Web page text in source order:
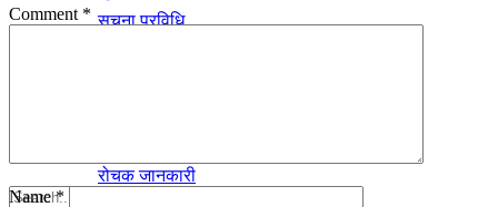
सूचना प्रविधि
रोचक जानकारी
Comment *
Name*